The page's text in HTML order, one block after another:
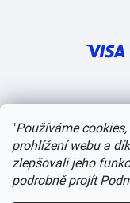
"Používáme
prohlížení webu a
zlepšovali jeho
podrobně projít
Copyright 2026itvlaky.cz